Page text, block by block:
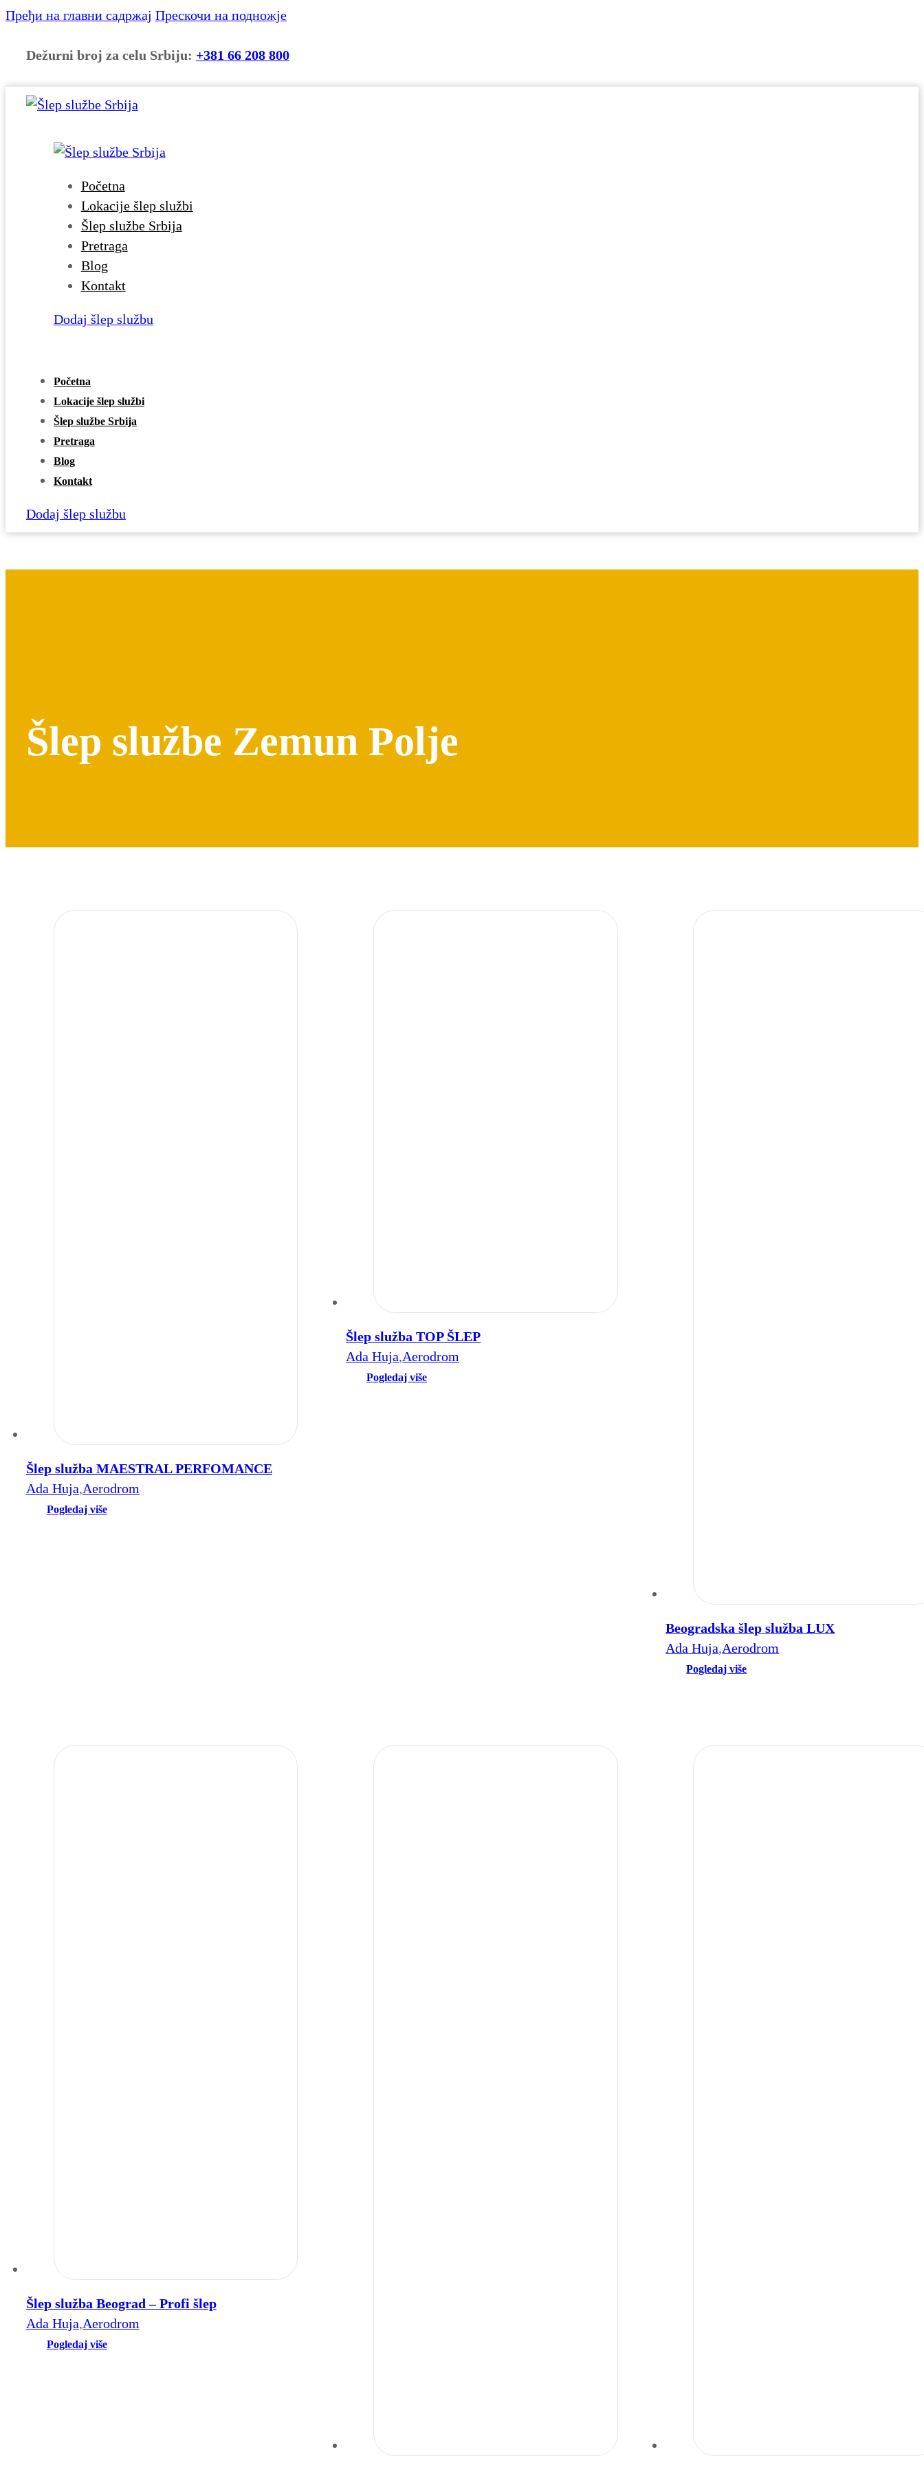
Пређи на главни садржај Прескочи на подножје
Dežurni broj za celu Srbiju: +381 66 208 800
Početna
Lokacije šlep službi
Šlep službe Srbija
Pretraga
Blog
Kontakt
Dodaj šlep službu
Početna
Lokacije šlep službi
Šlep službe Srbija
Pretraga
Blog
Kontakt
Dodaj šlep službu
Šlep službe Zemun Polje
Šlep služba MAESTRAL PERFOMANCE
Ada Huja,Aerodrom
Pogledaj više
Šlep služba TOP ŠLEP
Ada Huja,Aerodrom
Pogledaj više
Beogradska šlep služba LUX
Ada Huja,Aerodrom
Pogledaj više
Šlep služba Beograd – Profi šlep
Ada Huja,Aerodrom
Pogledaj više